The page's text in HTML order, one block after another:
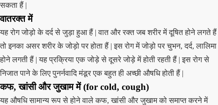
सकता हैं |
वातरक्त में
यह रोग जोड़ो के दर्द से जुड़ा हुआ हैं | वात और रक्त जब शरीर में दूषित होने लगते हैं
तो इनका असर शरीर के जोड़ो पर होता हैं | इस रोग में जोड़ो पर चुभन, दर्द, लालिमा
होने लगती हैं | यह प्रक्रिया एक जोड़े से दूसरे जोड़े में होती रहती हैं | इस रोग से
निजात पाने के लिए पुनर्नवादि मंडूर एक बहुत ही अच्छी औषधि होती हैं |
कफ, खांसी और जुखाम में (for cold, cough)
यह औषधि सामान्य रूप से होने वाले कफ, खांसी और जुखाम को समाप्त करने में